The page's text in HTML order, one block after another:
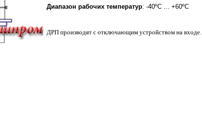
Диапазон рабочих температур: -40ºС ... +60ºС
ДРП производят с отключающим устройством на входе.